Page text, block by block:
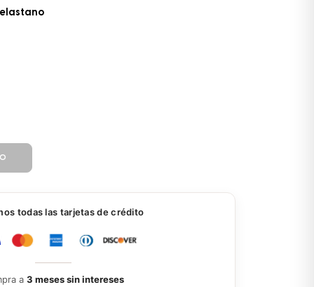
elastano
todas las tarjetas de crédito
a 3 meses sin intereses